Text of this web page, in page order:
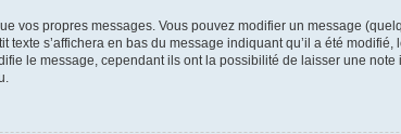
vos propres messages. Vous pouvez modifier un message
s’affichera en bas du message indiquant qu’il a été
le message, cependant ils ont la possibilité de laisser une